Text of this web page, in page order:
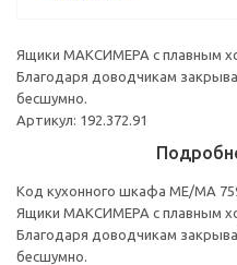
Ящики МАКСИМЕРА с плавным
Благодаря доводчикам
бесшумно.
Артикул: 192.372.91
Код кухонного шкафа ME/MA
Ящики МАКСИМЕРА с плавным
Благодаря доводчикам
бесшумно.